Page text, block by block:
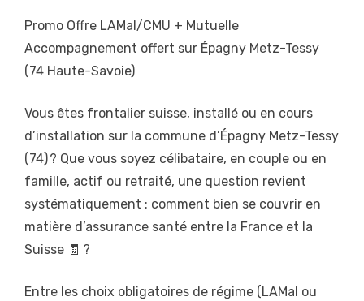
Promo Offre LAMal/CMU + Mutuelle
Accompagnement offert sur Épagny Metz-Tessy
(74 Haute-Savoie)
Vous êtes frontalier suisse, installé ou en cours
d’installation sur la commune d’Épagny Metz-Tessy
(74) ? Que vous soyez célibataire, en couple ou en
famille, actif ou retraité, une question revient
systématiquement : comment bien se couvrir en
matière d’assurance santé entre la France et la
Suisse 🧾 ?
Entre les choix obligatoires de régime (LAMal ou